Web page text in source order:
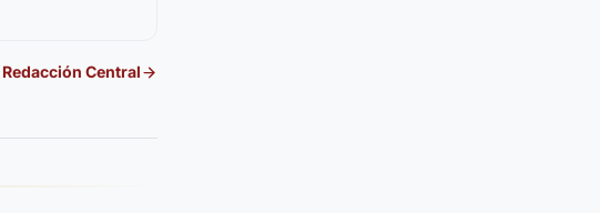
Redacción Central